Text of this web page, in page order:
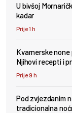
U bivšoj
kadar
Prije 1 h
Kvarnerske
Njihovi recepti i
Prije 9 h
Pod zvjezdanim
tradicionalna